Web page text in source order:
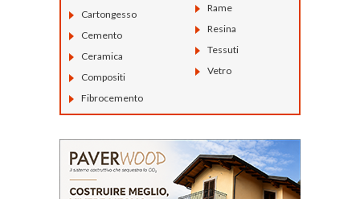
Cartongesso
Cemento
Ceramica
Compositi
Fibrocemento
Rame
Resina
Tessuti
Vetro